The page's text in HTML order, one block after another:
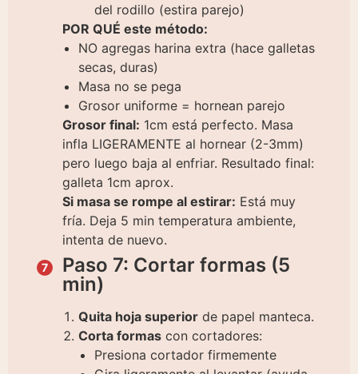
del rodillo (estira parejo)
POR QUÉ este método:
NO agregas harina extra (hace galletas
secas, duras)
Masa no se pega
Grosor uniforme = hornean parejo
Grosor final: 1cm está perfecto. Masa
infla LIGERAMENTE al hornear (2-3mm)
pero luego baja al enfriar. Resultado final:
galleta 1cm aprox.
Si masa se rompe al estirar: Está muy
fría. Deja 5 min temperatura ambiente,
intenta de nuevo.
Paso 7: Cortar formas (5
min)
Quita hoja superiorde papel manteca.
Corta formascon cortadores:
Presiona cortador firmemente